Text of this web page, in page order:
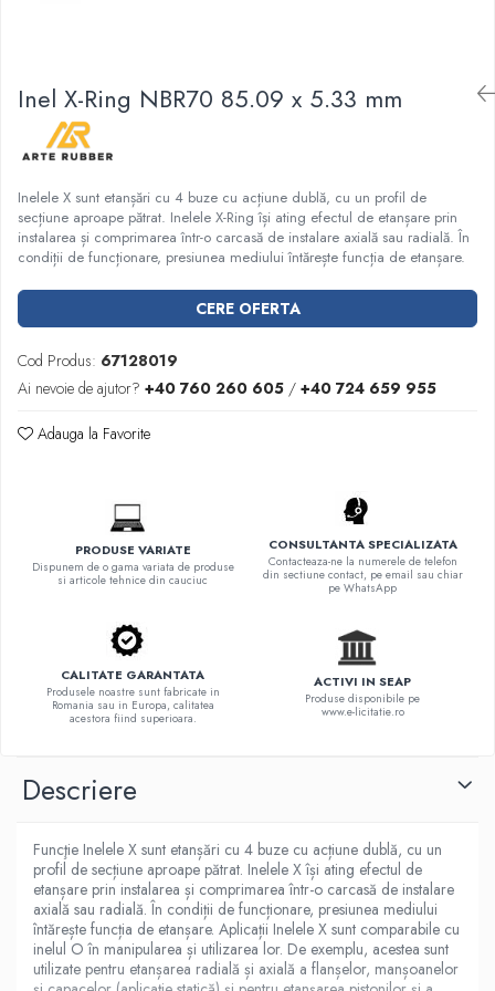
Pentru etansari cu gauri de trecere a
prezoanelor (full face) conform DIN
86071
Pentru flanse plate cu umar (RF) conform
DIN 2690
Inel X-Ring NBR70 85.09 x 5.33 mm
Inelele X sunt etanșări cu 4 buze cu acțiune dublă, cu un profil de
secțiune aproape pătrat. Inelele X-Ring își ating efectul de etanșare prin
instalarea și comprimarea într-o carcasă de instalare axială sau radială. În
condiții de funcționare, presiunea mediului întărește funcția de etanșare.
CERE OFERTA
Cod Produs: 67128019
Ai nevoie de ajutor? +40 760 260 605 / +40 724 659 955
Adauga la Favorite
PRODUSE VARIATE
Dispunem de o gama variata de produse
si articole tehnice din cauciuc
CONSULTANTA SPECIALIZATA
Contacteaza-ne la numerele de telefon
din sectiune contact, pe email sau chiar
pe WhatsApp
CALITATE GARANTATA
Produsele noastre sunt fabricate in
Romania sau in Europa, calitatea
acestora fiind superioara.
ACTIVI IN SEAP
Produse disponibile pe
www.e-licitatie.ro
Descriere
Funcţie Inelele X sunt etanșări cu 4 buze cu acțiune dublă, cu un
profil de secțiune aproape pătrat. Inelele X își ating efectul de
etanșare prin instalarea și comprimarea într-o carcasă de instalare
axială sau radială. În condiții de funcționare, presiunea mediului
întărește funcția de etanșare. Aplicații Inelele X sunt comparabile cu
inelul O în manipularea și utilizarea lor. De exemplu, acestea sunt
utilizate pentru etanșarea radială și axială a flanșelor, manșoanelor